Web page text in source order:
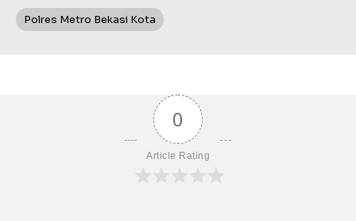
Polres Metro Bekasi Kota
0
Article Rating